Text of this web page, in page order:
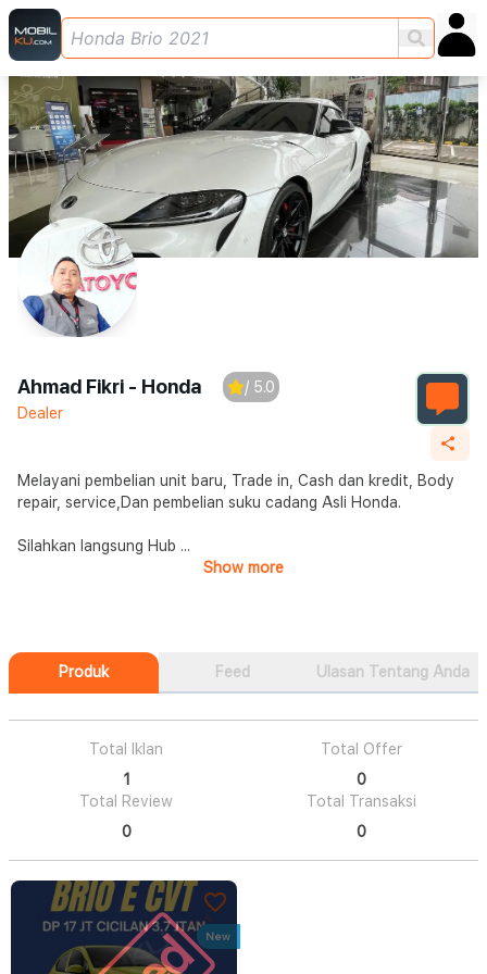
Ahmad Fikri - Honda
/ 5.0
Dealer
Melayani pembelian unit baru, Trade in, Cash dan kredit, Body
repair, service,Dan pembelian suku cadang Asli Honda.
Silahkan langsung Hub ...
Show more
Produk Feed Ulasan Tentang Anda
Total Iklan
1
Total Offer
0
Total Review
0
Total Transaksi
0
New